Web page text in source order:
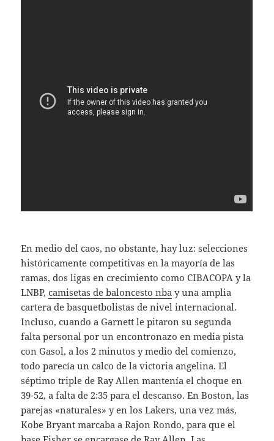
En medio del caos, no obstante, hay luz: selecciones
históricamente competitivas en la mayoría de las
ramas, dos ligas en crecimiento como CIBACOPA y la
LNBP,camisetas de baloncesto nba y una amplia
cartera de basquetbolistas de nivel internacional.
Incluso, cuando a Garnett le pitaron su segunda
falta personal por un encontronazo en media pista
con Gasol, a los 2 minutos y medio del comienzo,
todo parecía un calco de la victoria angelina. El
séptimo triple de Ray Allen mantenía el choque en
39-52, a falta de 2:35 para el descanso. En Boston, las
parejas «naturales» y en los Lakers, una vez más,
Kobe Bryant marcaba a Rajon Rondo, para que el